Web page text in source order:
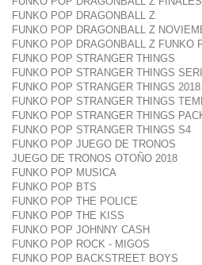
FUNKO POP DRAGONBALL Z
FUNKO POP DRAGONBALL Z
FUNKO POP DRAGONBALL Z FUNKO
FUNKO POP STRANGER THINGS
FUNKO POP STRANGER THINGS
FUNKO POP STRANGER THINGS 2018
FUNKO POP STRANGER THINGS
FUNKO POP STRANGER THINGS
FUNKO POP STRANGER THINGS S4
FUNKO POP JUEGO DE TRONOS
JUEGO DE TRONOS OTOÑO 2018
FUNKO POP MUSICA
FUNKO POP BTS
FUNKO POP THE POLICE
FUNKO POP THE KISS
FUNKO POP JOHNNY CASH
FUNKO POP ROCK - MIGOS
FUNKO POP BACKSTREET BOYS